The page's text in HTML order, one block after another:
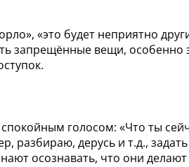
«это будет неприятно
запрещённые вещи, особенно
голосом: «Что ты
разбираю, дерусь и т.д.,
осознавать, что они